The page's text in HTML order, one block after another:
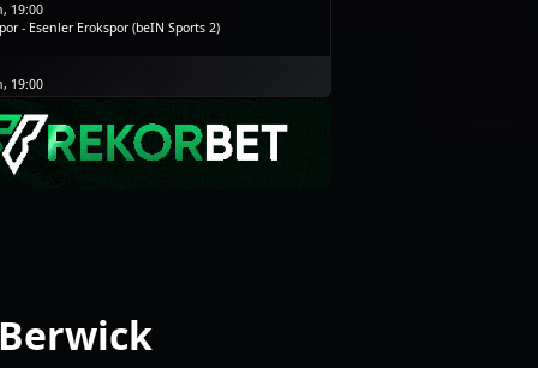
19:00
- Esenler Erokspor (beIN Sports 2)
19:00
- Mardin 1969 (tabii Spor 6)
20:00
- Trabzonspor (A Spor)
- Keçiörengücü (beIN Sports 2)